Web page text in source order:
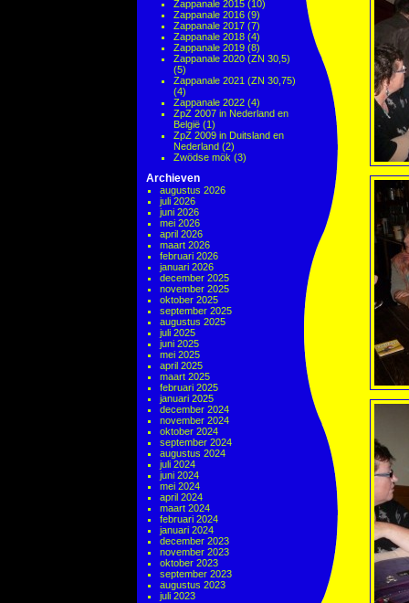
Zappanale 2015 (10)
Zappanale 2016 (9)
Zappanale 2017 (7)
Zappanale 2018 (4)
Zappanale 2019 (8)
Zappanale 2020 (ZN 30,5)
(5)
Zappanale 2021 (ZN 30,75)
(4)
Zappanale 2022 (4)
ZpZ 2007 in Nederland en
België (1)
ZpZ 2009 in Duitsland en
Nederland (2)
Zwödse mök (3)
Archieven
augustus 2026
juli 2026
juni 2026
mei 2026
april 2026
maart 2026
februari 2026
januari 2026
december 2025
november 2025
oktober 2025
september 2025
augustus 2025
juli 2025
juni 2025
mei 2025
april 2025
maart 2025
februari 2025
januari 2025
december 2024
november 2024
oktober 2024
september 2024
augustus 2024
juli 2024
juni 2024
mei 2024
april 2024
maart 2024
februari 2024
januari 2024
december 2023
november 2023
oktober 2023
september 2023
augustus 2023
juli 2023